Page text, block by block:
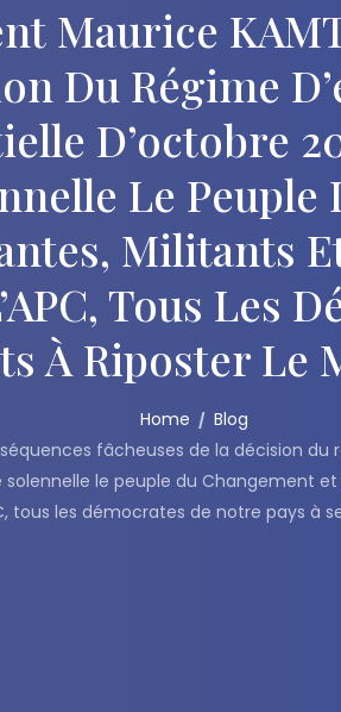
Maurice
Du Régime
D’octobre
Le Peuple
Militants
Tous Les
À Riposter Le
Home
Blog
fâcheuses de la décision
solennelle le peuple du Changement
tous les démocrates de notre pays à